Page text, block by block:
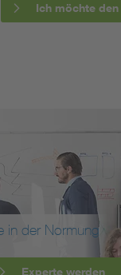
Ich möchte
in der Normung
Experte werden